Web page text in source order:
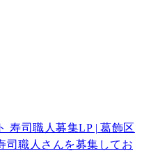
寿司職人募集LP | 葛飾区
司職人さんを募集してお